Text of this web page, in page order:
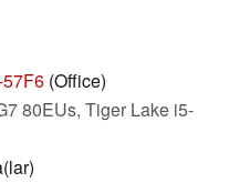
(Office)
80EUs, Tiger Lake i5-